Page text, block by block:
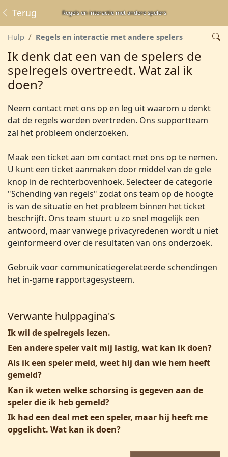
Regels en interactie met andere spelers
Terug
Hulp Regels en interactie met andere spelers
Ik denk dat een van de spelers de
spelregels overtreedt. Wat zal ik
doen?
Neem contact met ons op en leg uit waarom u denkt
dat de regels worden overtreden. Ons supportteam
zal het probleem onderzoeken.
Maak een ticket aan om contact met ons op te nemen.
U kunt een ticket aanmaken door middel van de gele
knop in de rechterbovenhoek. Selecteer de categorie
"Schending van regels" zodat ons team op de hoogte
is van de situatie en het probleem binnen het ticket
beschrijft. Ons team stuurt u zo snel mogelijk een
antwoord, maar vanwege privacyredenen wordt u niet
geïnformeerd over de resultaten van ons onderzoek.
Gebruik voor communicatiegerelateerde schendingen
het in-game rapportagesysteem.
Verwante hulppagina's
Ik wil de spelregels lezen.
Een andere speler valt mij lastig, wat kan ik doen?
Als ik een speler meld, weet hij dan wie hem heeft
gemeld?
Kan ik weten welke schorsing is gegeven aan de
speler die ik heb gemeld?
Ik had een deal met een speler, maar hij heeft me
opgelicht. Wat kan ik doen?